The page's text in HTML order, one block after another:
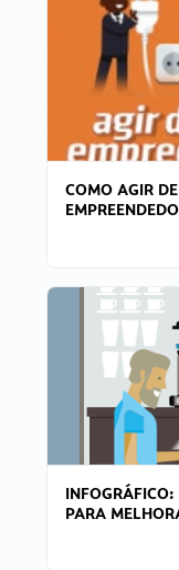
COMO AGIR
PARA